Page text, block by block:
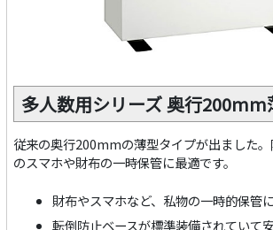
多人数用シリーズ 奥行200mm
従来の奥行200mmの薄型タイプが出ました。
のスマホや財布の一時保管に最適です。
財布やスマホなど、私物の一時的保管に
転倒防止ベースが標準装備されていて安